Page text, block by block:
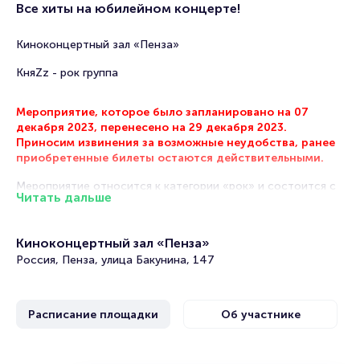
Все хиты на юбилейном концерте!
Киноконцертный зал «Пенза»
КняZz - рок группа
Мероприятие, которое было запланировано на 07
декабря 2023, перенесено на 29 декабря 2023.
Приносим извинения за возможные неудобства, ранее
приобретенные билеты остаются действительными.
Мероприятие относится к категории «рок» и состоится с
29 декабря 2023 года по 29 декабря 2023 года в
онлайн на нашем официальном сайте осуществляется без
посредников. Зачастую это единственная возможность
этого жанра отличается лиричностью, гитарными
Читать дальше
Киноконцертный зал «Пенза»
Россия, Пенза, улица Бакунина, 147
Расписание площадки Об участнике